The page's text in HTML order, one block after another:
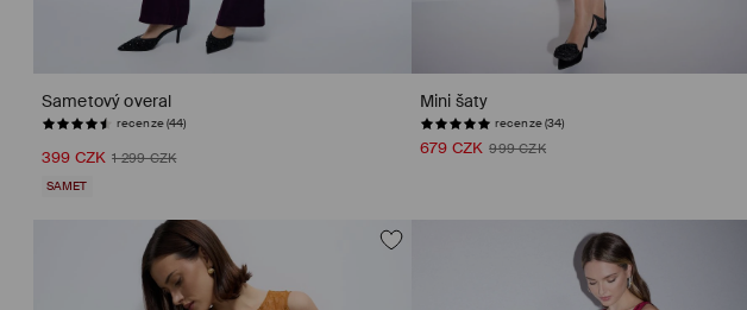
Sametový overal
recenze (44)
399 CZK 1 299 CZK
SAMET
Mini šaty
recenze (34)
679 CZK 999 CZK